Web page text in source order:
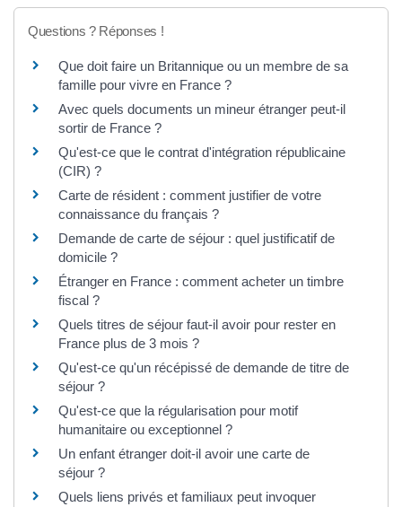
Questions ? Réponses !
Que doit faire un Britannique ou un membre de sa
famille pour vivre en France ?
Avec quels documents un mineur étranger peut-il
sortir de France ?
Qu'est-ce que le contrat d'intégration républicaine
(CIR) ?
Carte de résident : comment justifier de votre
connaissance du français ?
Demande de carte de séjour : quel justificatif de
domicile ?
Étranger en France : comment acheter un timbre
fiscal ?
Quels titres de séjour faut-il avoir pour rester en
France plus de 3 mois ?
Qu'est-ce qu'un récépissé de demande de titre de
séjour ?
Qu'est-ce que la régularisation pour motif
humanitaire ou exceptionnel ?
Un enfant étranger doit-il avoir une carte de
séjour ?
Quels liens privés et familiaux peut invoquer